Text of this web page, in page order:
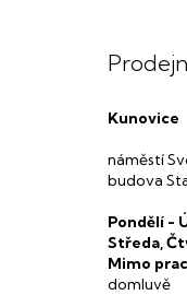
Kunovice
náměstí
budova
Pondělí -
Středa,
Mimo
domluvě